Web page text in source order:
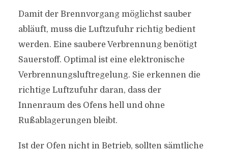
Damit der Brennvorgang möglichst sauber
abläuft, muss die Luftzufuhr richtig bedient
werden. Eine saubere Verbrennung benötigt
Sauerstoff. Optimal ist eine elektronische
Verbrennungsluftregelung. Sie erkennen die
richtige Luftzufuhr daran, dass der
Innenraum des Ofens hell und ohne
Rußablagerungen bleibt.
Ist der Ofen nicht in Betrieb, sollten sämtliche